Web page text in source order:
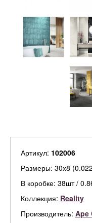
Артикул: 102006
Размеры: 30х8
В коробке: 38шт /
Коллекция: Reality
Производитель: Ape